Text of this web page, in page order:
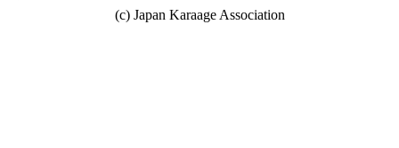
(c) Japan Karaage Association